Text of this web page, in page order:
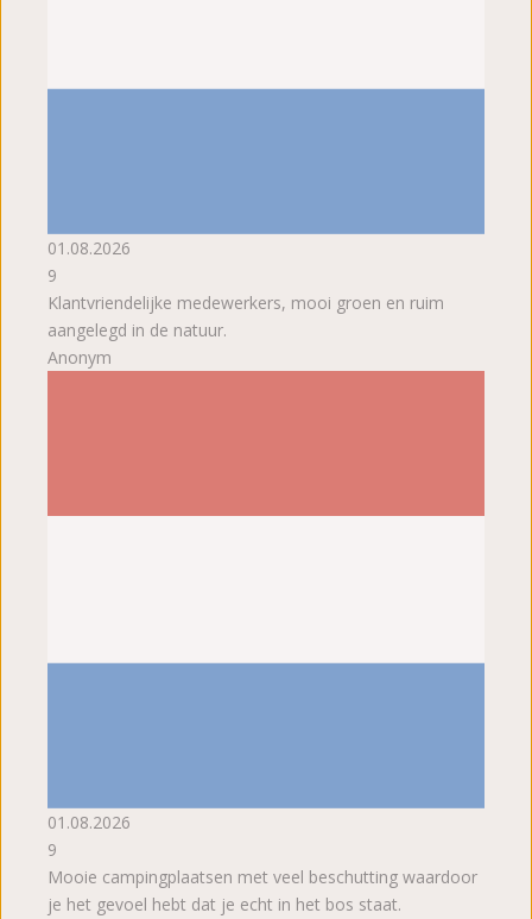
01.08.2026
9
Klantvriendelijke medewerkers, mooi groen en ruim
aangelegd in de natuur.
Anonym
01.08.2026
9
Mooie campingplaatsen met veel beschutting waardoor
je het gevoel hebt dat je echt in het bos staat.